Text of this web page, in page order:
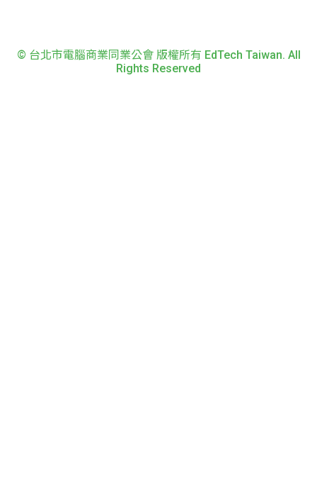
© 台北市電腦商業同業公會 版權所有 EdTech Taiwan. All
Rights Reserved